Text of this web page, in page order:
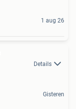
1 aug 26
Details
Gisteren